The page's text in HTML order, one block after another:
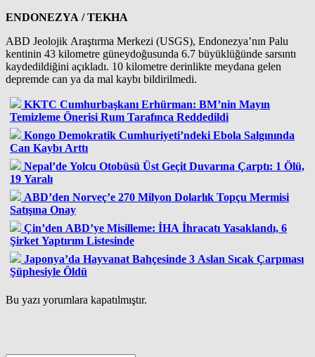
ENDONEZYA / TEKHA
ABD Jeolojik Araştırma Merkezi (USGS), Endonezya’nın Palu
kentinin 43 kilometre güneydoğusunda 6.7 büyüklüğünde sarsıntı
kaydedildiğini açıkladı. 10 kilometre derinlikte meydana gelen
depremde can ya da mal kaybı bildirilmedi.
KKTC Cumhurbaşkanı Erhürman: BM’nin Mayın
Temizleme Önerisi Rum Tarafınca Reddedildi
Kongo Demokratik Cumhuriyeti’ndeki Ebola Salgınında
Can Kaybı Arttı
Nepal’de Yolcu Otobüsü Üst Geçit Duvarına Çarptı: 1 Ölü,
19 Yaralı
ABD’den Norveç’e 270 Milyon Dolarlık Topçu Mermisi
Satışına Onay
Çin’den ABD’ye Misilleme: İHA İhracatı Yasaklandı, 6
Şirket Yaptırım Listesinde
Japonya’da Hayvanat Bahçesinde 3 Aslan Sıcak Çarpması
Şüphesiyle Öldü
Bu yazı yorumlara kapatılmıştır.